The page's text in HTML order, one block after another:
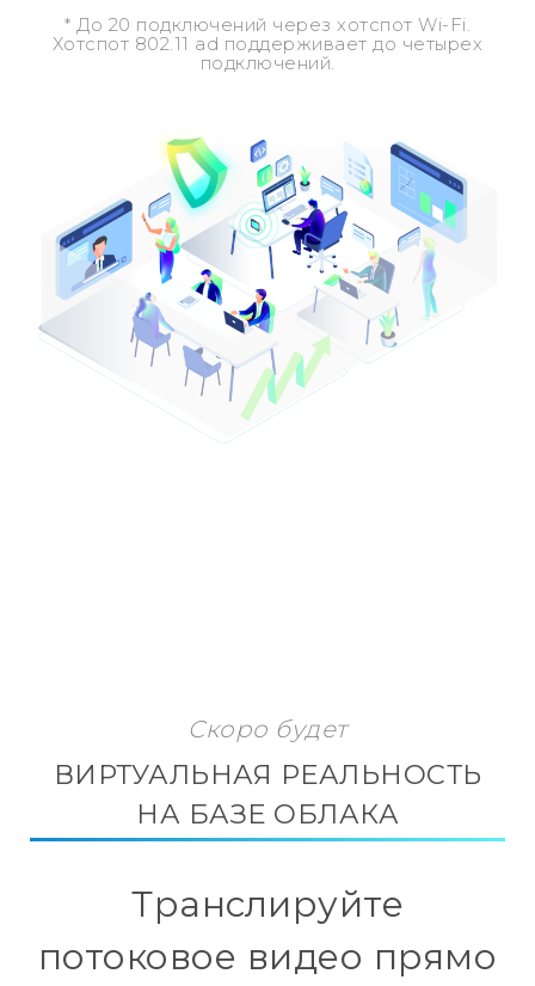
* До 20 подключений через хотспот Wi-Fi.
Хотспот 802.11 ad поддерживает до четырех
подключений.
Скоро будет
ВИРТУАЛЬНАЯ РЕАЛЬНОСТЬ
НА БАЗЕ ОБЛАКА
Транслируйте
потоковое видео прямо